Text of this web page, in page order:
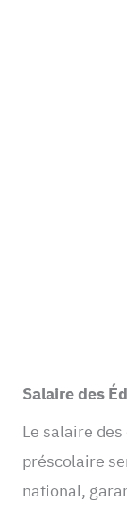
Salaire des
Le salaire
préscolaire
national,